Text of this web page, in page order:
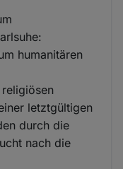
humanitären
letztgültigen
durch die
nach die